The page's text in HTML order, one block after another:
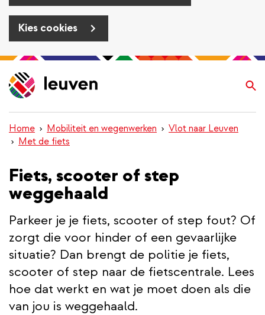
Kies cookies
Overslaan
en
naar
inhoud
gaan
Home Mobiliteit en wegenwerken
Vlot naar Leuven
Met de fiets
Fiets, scooter of step
weggehaald
Parkeer je je fiets, scooter of step fout? Of
zorgt die voor hinder of een gevaarlijke
situatie? Dan brengt de politie je fiets,
scooter of step naar de fietscentrale. Lees
hoe dat werkt en wat je moet doen als die
van jou is weggehaald.